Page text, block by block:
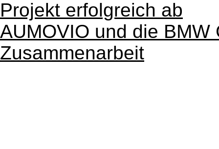
Projekt erfolgreich ab
AUMOVIO und die BMW
Zusammenarbeit